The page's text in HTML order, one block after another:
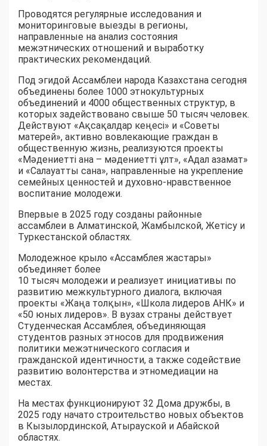
Проводятся регулярные исследования и
мониторинговые выезды в регионы,
направленные на анализ состояния
межэтнических отношений и выработку
практических рекомендаций.
Под эгидой Ассамблеи народа Казахстана сегодня
объединены более 1000 этнокультурных
объединений и 4000 общественных структур, в
которых задействовано свыше 50 тысяч человек.
Действуют «Ақсақалдар кеңесі» и «Советы
матерей», активно вовлекающие граждан в
общественную жизнь, реализуются проекты
«Мәдениетті ана – мәдениетті ұлт», «Адал азамат»
и «Салауатты сана», направленные на укрепление
семейных ценностей и духовно-нравственное
воспитание молодежи.
Впервые в 2025 году созданы районные
ассамблеи в Алматинской, Жамбылской, Жетісу и
Туркестанской областях.
Молодежное крыло «Ассамблея жастары»
объединяет более
10 тысяч молодежи и реализует инициативы по
развитию межкультурного диалога, включая
проекты «Жаңа толқын», «Школа лидеров АНК» и
«50 юных лидеров». В вузах страны действует
Студенческая Ассамблея, объединяющая
студентов разных этносов для продвижения
политики межэтнического согласия и
гражданской идентичности, а также содействие
развитию волонтерства и этномедиации на
местах.
На местах функционируют 32 Дома дружбы, в
2025 году начато строительство новых объектов
в Кызылординской, Атырауской и Абайской
областях.